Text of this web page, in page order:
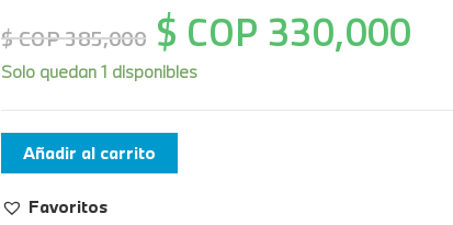
$ COP385,000 $ COP 330,000
Solo quedan 1 disponibles
Añadir al carrito
Favoritos